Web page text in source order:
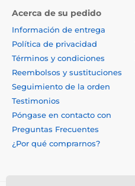
Acerca de su pedido
Información de entrega
Política de privacidad
Términos y condiciones
Reembolsos y sustituciones
Seguimiento de la orden
Testimonios
Póngase en contacto con
Preguntas Frecuentes
¿Por qué comprarnos?